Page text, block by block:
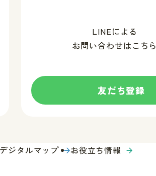
LINEによる
お問い合わせはこちら
友だち登録
す
る
デジタルマップ お役立ち情報